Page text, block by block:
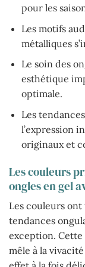
pour les
Les motifs
métalliques
Le soin des
esthétique
optimale.
Les
l’expression
originaux et
Les couleurs
ongles en gel
Les couleurs
tendances
exception. Cette
mêle à la